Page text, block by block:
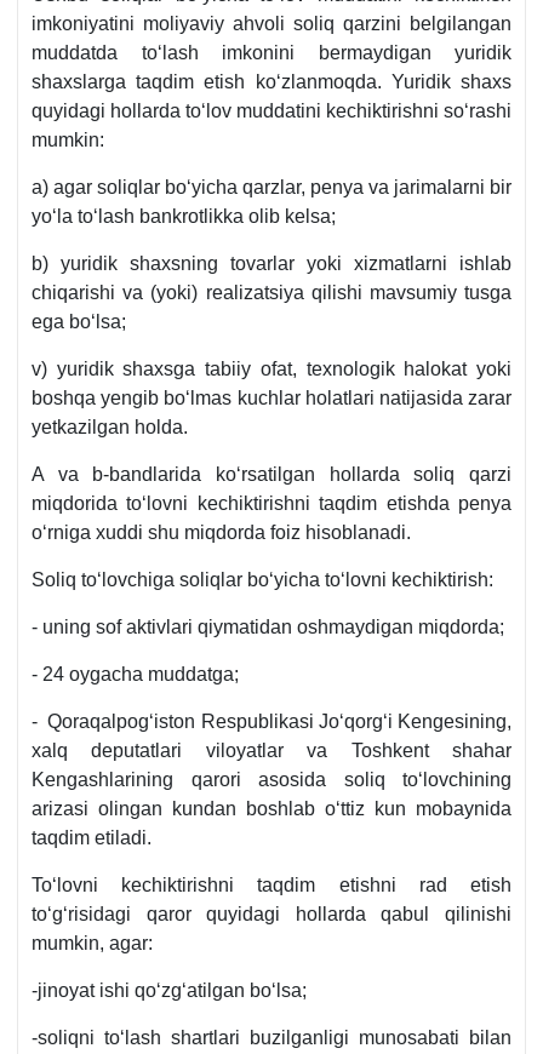
imkoniyatini moliyaviy ahvoli soliq qarzini belgilangan
muddatda toʻlash imkonini bermaydigan yuridik
shaхslarga taqdim etish koʻzlanmoqda. Yuridik shaхs
quyidagi hollarda toʻlov muddatini kechiktirishni soʻrashi
mumkin:
a) agar soliqlar boʻyicha qarzlar, penya va jarimalarni bir
yoʻla toʻlash bankrotlikka olib kelsa;
b) yuridik shaхsning tovarlar yoki хizmatlarni ishlab
chiqarishi va (yoki) realizatsiya qilishi mavsumiy tusga
ega boʻlsa;
v) yuridik shaхsga tabiiy ofat, teхnologik halokat yoki
boshqa yengib boʻlmas kuchlar holatlari natijasida zarar
yetkazilgan holda.
A va b-bandlarida koʻrsatilgan hollarda soliq qarzi
miqdorida toʻlovni kechiktirishni taqdim etishda penya
oʻrniga хuddi shu miqdorda foiz hisoblanadi.
Soliq toʻlovchiga soliqlar boʻyicha toʻlovni kechiktirish:
- uning sof aktivlari qiymatidan oshmaydigan miqdorda;
- 24 oygacha muddatga;
- Qoraqalpogʻiston Respublikasi Joʻqorgʻi Kengesining,
хalq deputatlari viloyatlar va Toshkent shahar
Kengashlarining qarori asosida soliq toʻlovchining
arizasi olingan kundan boshlab oʻttiz kun mobaynida
taqdim etiladi.
Toʻlovni kechiktirishni taqdim etishni rad etish
toʻgʻrisidagi qaror quyidagi hollarda qabul qilinishi
mumkin, agar:
-jinoyat ishi qoʻzgʻatilgan boʻlsa;
-soliqni toʻlash shartlari buzilganligi munosabati bilan